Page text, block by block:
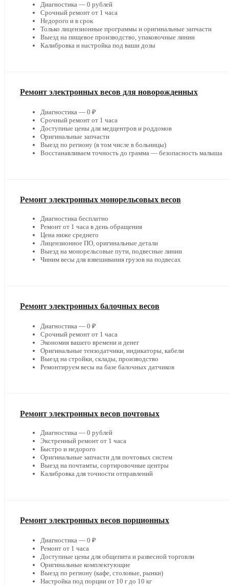
Диагностика — 0 рублей
Срочный ремонт от 1 часа
Недорого и в срок
Только лицензионные программы и оригинальные запчасти
Выезд на пищевое производство, упаковочные линии
Калибровка и настройка под ваши дозы
Ремонт электронных весов для новорожденных
Диагностика — 0 ₽
Срочный ремонт от 1 часа
Доступные цены для медцентров и роддомов
Оригинальные запчасти
Выезд по региону (в том числе в больницы)
Восстанавливаем точность до грамма — безопасность малыша
Ремонт электронных монорельсовых весов
Диагностика бесплатно
Ремонт от 1 часа в день обращения
Цена ниже среднего
Лицензионное ПО, оригинальные детали
Выезд на монорельсовые пути, подвесные линии
Чиним весы для взвешивания грузов на подвесах
Ремонт электронных балочных весов
Диагностика — 0 ₽
Срочный ремонт от 1 часа
Экономия вашего времени и денег
Оригинальные тензодатчики, индикаторы, кабели
Выезд на стройки, склады, производство
Ремонтируем весы на базе балочных датчиков
Ремонт электронных весов почтовых
Диагностика — 0 рублей
Экстренный ремонт от 1 часа
Быстро и недорого
Оригинальные запчасти для почтовых систем
Выезд на почтамты, сортировочные центры
Калибровка для точности отправлений
Ремонт электронных весов порционных
Диагностика — 0 ₽
Ремонт от 1 часа
Доступные цены для общепита и развесной торговли
Оригинальные комплектующие
Выезд по региону (кафе, столовые, рынки)
Настройка под порции от 10 г до 10 кг